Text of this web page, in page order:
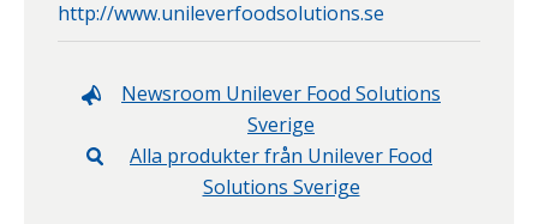
http://www.unileverfoodsolutions.se
Newsroom Unilever Food Solutions
Sverige
Alla produkter från Unilever Food
Solutions Sverige